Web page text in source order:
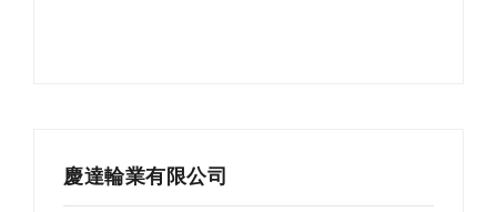
慶達輪業有限公司